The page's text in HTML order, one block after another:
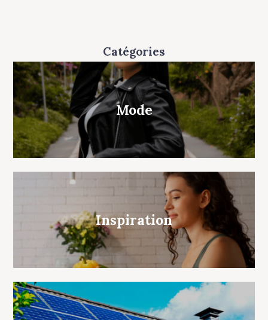
Catégories
Mode
Inspiration
g
a
i
o
n